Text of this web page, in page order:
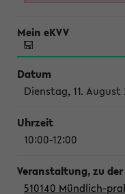
Dienstag, 11. August
10:00-12:00
510140 Mündlich-